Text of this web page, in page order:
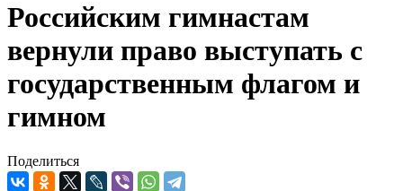
Российским гимнастам
вернули право выступать с
государственным флагом и
гимном
Поделиться